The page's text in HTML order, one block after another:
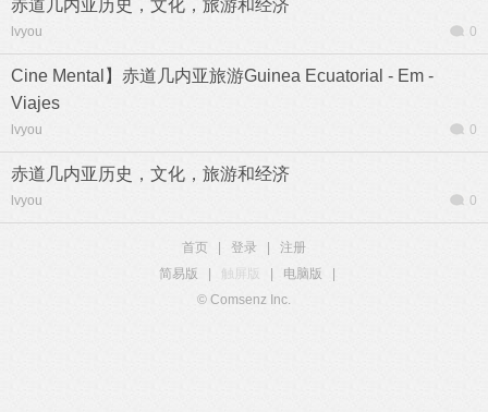
赤道几内亚历史，文化，旅游和经济
lvyou 0
Cine Mental】赤道几内亚旅游Guinea Ecuatorial - Em -
Viajes
lvyou 0
赤道几内亚历史，文化，旅游和经济
lvyou 0
首页 登录
注册
简易版
触屏版 电脑版
© Comsenz Inc.